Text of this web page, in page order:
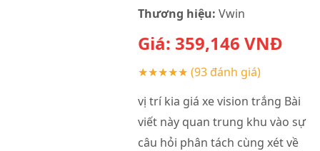
Thương hiệu: Vwin
Giá: 359,146 VNĐ
★★★★★ (93 đánh giá)
vị trí kia giá xe vision trắng Bài
viết này quan trung khu vào sự
câu hỏi phân tách cùng xét về